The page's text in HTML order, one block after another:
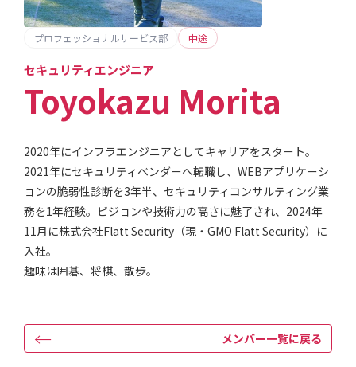
プロフェッショナルサービス部 中途
セキュリティエンジニア
Toyokazu Morita
2020年にインフラエンジニアとしてキャリアをスタート。
2021年にセキュリティベンダーへ転職し、WEBアプリケーシ
ョンの脆弱性診断を3年半、セキュリティコンサルティング業
務を1年経験。ビジョンや技術力の高さに魅了され、2024年
11月に株式会社Flatt Security（現・GMO Flatt Security）に
入社。
趣味は囲碁、将棋、散歩。
← メンバー一覧に戻る